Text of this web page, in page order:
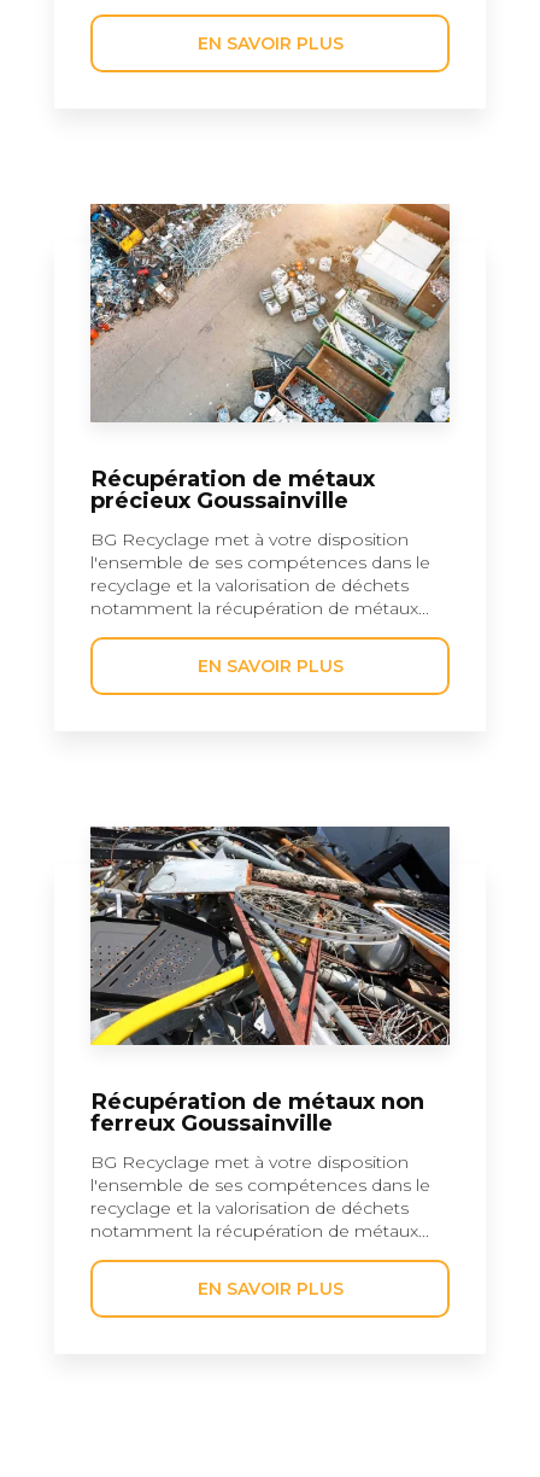
EN SAVOIR PLUS
Récupération de métaux
précieux Goussainville
BG Recyclage met à votre disposition
l'ensemble de ses compétences dans le
recyclage et la valorisation de déchets
notamment la récupération de métaux...
EN SAVOIR PLUS
Récupération de métaux non
ferreux Goussainville
BG Recyclage met à votre disposition
l'ensemble de ses compétences dans le
recyclage et la valorisation de déchets
notamment la récupération de métaux...
EN SAVOIR PLUS